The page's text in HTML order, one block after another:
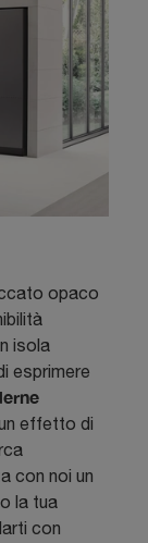
opaco
isola
esprimere
effetto di
con noi un
la tua
con